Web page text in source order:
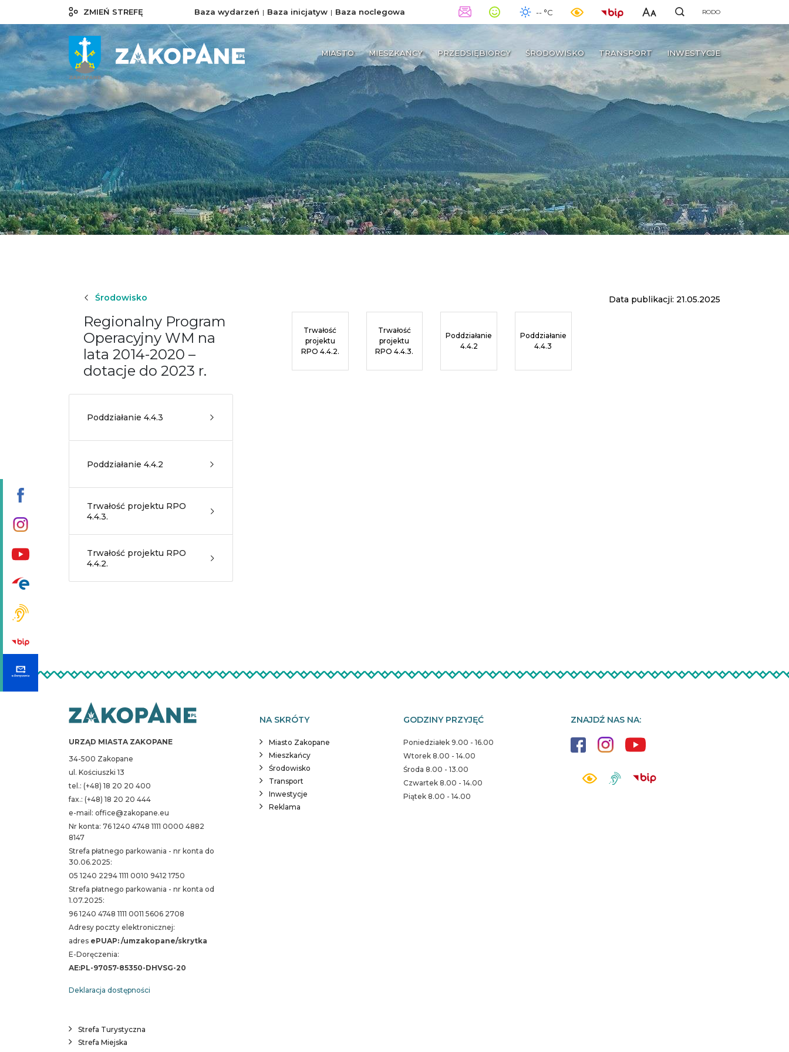
ZMIEŃ STREFĘ Baza wydarzeń Baza inicjatyw Baza noclegowa -- °C RODO
MIASTO MIESZKAŃCY PRZEDSIĘBIORCY ŚRODOWISKO TRANSPORT INWESTYCJE
Środowisko
Regionalny Program
Operacyjny WM na
lata 2014-2020 –
dotacje do 2023 r.
Poddziałanie 4.4.3
Poddziałanie 4.4.2
Trwałość projektu RPO
4.4.3.
Trwałość projektu RPO
4.4.2.
Data publikacji: 21.05.2025
Trwałość
projektu
RPO 4.4.2.
Trwałość
projektu
RPO 4.4.3.
Poddziałanie
4.4.2
Poddziałanie
4.4.3
URZĄD MIASTA ZAKOPANE
34-500 Zakopane
ul. Kościuszki 13
tel.: (+48) 18 20 20 400
fax.: (+48) 18 20 20 444
e-mail: office@zakopane.eu
Nr konta: 76 1240 4748 1111 0000 4882
8147
Strefa płatnego parkowania - nr konta do
30.06.2025:
05 1240 2294 1111 0010 9412 1750
Strefa płatnego parkowania - nr konta od
1.07.2025:
96 1240 4748 1111 0011 5606 2708
Adresy poczty elektronicznej:
adres ePUAP: /umzakopane/skrytka
E-Doręczenia:
AE:PL-97057-85350-DHVSG-20
Deklaracja dostępności
Strefa Turystyczna
Strefa Miejska
NA SKRÓTY
Miasto Zakopane
Mieszkańcy
Środowisko
Transport
Inwestycje
Reklama
GODZINY PRZYJĘĆ
Poniedziałek 9.00 - 16.00
Wtorek 8.00 - 14.00
Środa 8.00 - 13.00
Czwartek 8.00 - 14.00
Piątek 8.00 - 14.00
ZNAJDŹ NAS NA: